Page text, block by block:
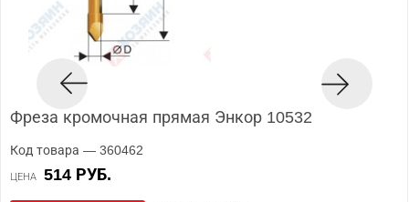
Фреза кромочная прямая Энкор 10532
Код товара — 360462
ЦЕНА 514 РУБ.